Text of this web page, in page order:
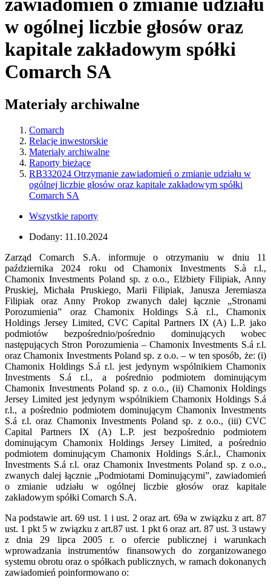
zawiadomień o zmianie udziału
w ogólnej liczbie głosów oraz
kapitale zakładowym spółki
Comarch SA
Materiały archiwalne
Comarch
Relacje inwestorskie
Materiały archiwalne
Raporty bieżące
RB332024 Otrzymanie zawiadomień o zmianie udziału w
ogólnej liczbie głosów oraz kapitale zakładowym spółki
Comarch SA
Wszystkie raporty
Dodany: 11.10.2024
Zarząd Comarch S.A. informuje o otrzymaniu w dniu 11
października 2024 roku od Chamonix Investments S.à r.l.,
Chamonix Investments Poland sp. z o.o., Elżbiety Filipiak, Anny
Pruskiej, Michała Pruskiego, Marii Filipiak, Janusza Jeremiasza
Filipiak oraz Anny Prokop zwanych dalej łącznie „Stronami
Porozumienia” oraz Chamonix Holdings S.à r.l., Chamonix
Holdings Jersey Limited, CVC Capital Partners IX (A) L.P. jako
podmiotów bezpośrednio/pośrednio dominujących wobec
następujących Stron Porozumienia – Chamonix Investments S.á r.l.
oraz Chamonix Investments Poland sp. z o.o. – w ten sposób, że: (i)
Chamonix Holdings S.á r.l. jest jedynym wspólnikiem Chamonix
Investments S.á r.l., a pośrednio podmiotem dominującym
Chamonix Investments Poland sp. z o.o., (ii) Chamonix Holdings
Jersey Limited jest jedynym wspólnikiem Chamonix Holdings S.á
r.l., a pośrednio podmiotem dominującym Chamonix Investments
S.á r.l. oraz Chamonix Investments Poland sp. z o.o., (iii) CVC
Capital Partners IX (A) L.P. jest bezpośrednio podmiotem
dominującym Chamonix Holdings Jersey Limited, a pośrednio
podmiotem dominującym Chamonix Holdings S.ár.l., Chamonix
Investments S.á r.l. oraz Chamonix Investments Poland sp. z o.o.,
zwanych dalej łącznie „Podmiotami Dominującymi”, zawiadomień
o zmianie udziału w ogólnej liczbie głosów oraz kapitale
zakładowym spółki Comarch S.A.
Na podstawie art. 69 ust. 1 i ust. 2 oraz art. 69a w związku z art. 87
ust. 1 pkt 5 w związku z art.87 ust. 1 pkt 6 oraz art. 87 ust. 3 ustawy
z dnia 29 lipca 2005 r. o ofercie publicznej i warunkach
wprowadzania instrumentów finansowych do zorganizowanego
systemu obrotu oraz o spółkach publicznych, w ramach dokonanych
zawiadomień poinformowano o: